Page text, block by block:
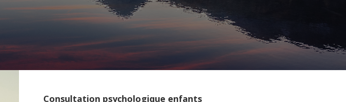
Consultation psychologique enfants